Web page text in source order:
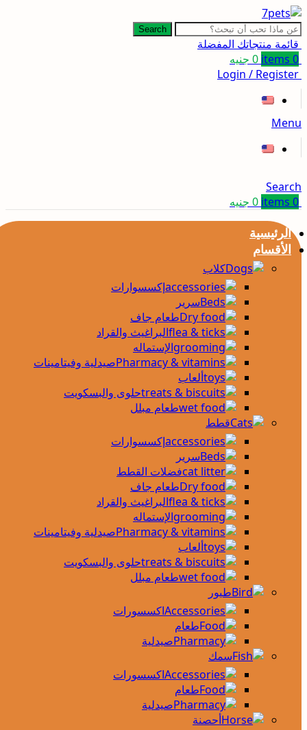
Search
قائمة منتجاتك المفضلة
0
items
0 جنيه
Login / Register
Menu
Search
0
items
0 جنيه
الرئيسية
الأقسام
كلاب
إكسسوارات
سرير
طعام جاف
البراغيث والقراد
الإستماله
صيدلية وفيتامينات
ألعاب
حلوى والبسكويت
طعام مبلل
قطط
إكسسوارات
سرير
فضلات القطط
طعام جاف
البراغيث والقراد
الإستماله
صيدلية وفيتامينات
ألعاب
حلوى والبسكويت
طعام مبلل
طيور
اكسسورات
طعام
صيدلية
سمك
اكسسورات
طعام
صيدلية
أحصنة